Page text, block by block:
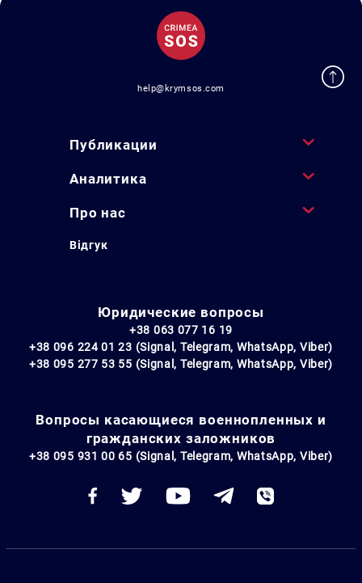
help@krymsos.com
Публикации
Аналитика
Про нас
Відгук
Юридические вопросы
+38 063 077 16 19
+38 096 224 01 23 (Signal, Telegram, WhatsApp, Viber)
+38 095 277 53 55 (Signal, Telegram, WhatsApp, Viber)
Вопросы касающиеся военнопленных и
гражданских заложников
+38 095 931 00 65 (Signal, Telegram, WhatsApp, Viber)